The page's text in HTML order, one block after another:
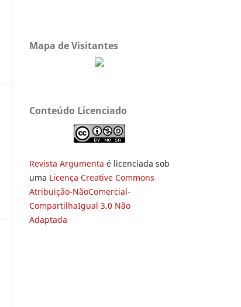
Mapa de Visitantes
Conteúdo Licenciado
Revista Argumenta é licenciada sob
uma Licença Creative Commons
Atribuição-NãoComercial-
CompartilhaIgual 3.0 Não
Adaptada